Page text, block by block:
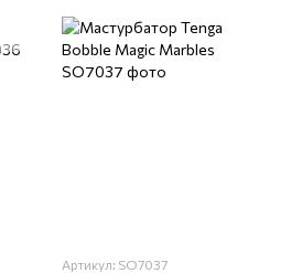
Артикул: SO7037